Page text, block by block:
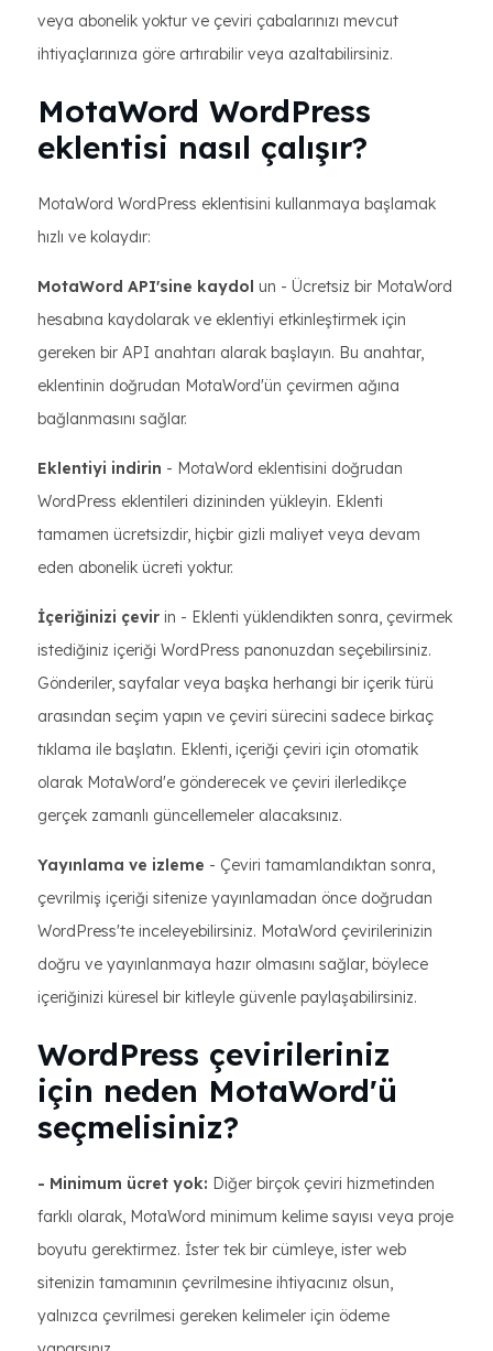
veya abonelik yoktur ve çeviri çabalarınızı mevcut
ihtiyaçlarınıza göre artırabilir veya azaltabilirsiniz.
MotaWord WordPress
eklentisi nasıl çalışır?
MotaWord WordPress eklentisini kullanmaya başlamak
hızlı ve kolaydır:
MotaWord API'sine kaydol un - Ücretsiz bir MotaWord
hesabına kaydolarak ve eklentiyi etkinleştirmek için
gereken bir API anahtarı alarak başlayın. Bu anahtar,
eklentinin doğrudan MotaWord'ün çevirmen ağına
bağlanmasını sağlar.
Eklentiyi indirin - MotaWord eklentisini doğrudan
WordPress eklentileri dizininden yükleyin. Eklenti
tamamen ücretsizdir, hiçbir gizli maliyet veya devam
eden abonelik ücreti yoktur.
İçeriğinizi çevir in - Eklenti yüklendikten sonra, çevirmek
istediğiniz içeriği WordPress panonuzdan seçebilirsiniz.
Gönderiler, sayfalar veya başka herhangi bir içerik türü
arasından seçim yapın ve çeviri sürecini sadece birkaç
tıklama ile başlatın. Eklenti, içeriği çeviri için otomatik
olarak MotaWord'e gönderecek ve çeviri ilerledikçe
gerçek zamanlı güncellemeler alacaksınız.
Yayınlama ve izleme - Çeviri tamamlandıktan sonra,
çevrilmiş içeriği sitenize yayınlamadan önce doğrudan
WordPress'te inceleyebilirsiniz. MotaWord çevirilerinizin
doğru ve yayınlanmaya hazır olmasını sağlar, böylece
içeriğinizi küresel bir kitleyle güvenle paylaşabilirsiniz.
WordPress çevirileriniz
için neden MotaWord'ü
seçmelisiniz?
- Minimum ücret yok: Diğer birçok çeviri hizmetinden
farklı olarak, MotaWord minimum kelime sayısı veya proje
boyutu gerektirmez. İster tek bir cümleye, ister web
sitenizin tamamının çevrilmesine ihtiyacınız olsun,
yalnızca çevrilmesi gereken kelimeler için ödeme